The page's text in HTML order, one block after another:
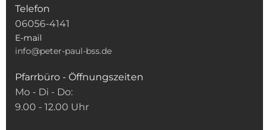
Telefon
06056-4141
E-mail
info@peter-paul-bss.de
Pfarrbüro - Öffnungszeiten
Mo - Di - Do:
9.00 - 12.00 Uhr